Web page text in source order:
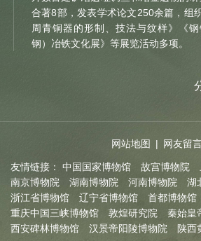
合著8部，发表学术论文250余篇，
周青铜器的形制、技法与纹样》《
钢）冶铁文化展》等展览活动多项。
网站地图 | 网友留
友情链接： 中国国家博物馆 故宫博物院
南京博物院
湖南博物院 河南博物院
湖
浙江省博物馆
辽宁省博物馆 首都博物馆
重庆中国三峡博物馆
敦煌研究院
秦始皇
西安碑林博物馆
汉景帝阳陵博物院 陕西